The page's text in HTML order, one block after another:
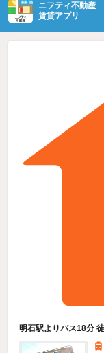
ニフティ不動産
賃貸アプリ
明石駅よりバス18分